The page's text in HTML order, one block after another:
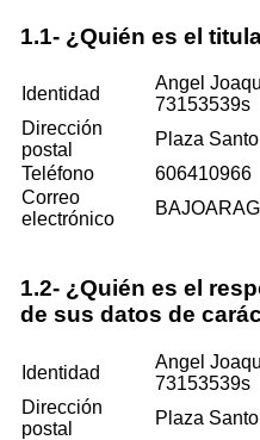
1.1- ¿Quién es el
Identidad
Angel
73153539s
Dirección
postal
Plaza
Teléfono
606410966
Correo
electrónico
1.2- ¿Quién es el
de sus datos de
Identidad
Angel
73153539s
Dirección
postal
Plaza